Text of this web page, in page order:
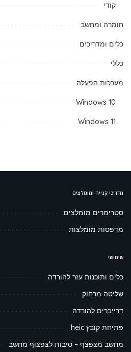
קודי
חומרה ומחשב
כלים ומדריכים
כללי
מערכות הפעלה
Windows 10
Windows 11
מדריכי קנייה ומומלצים
סטרימרים מומלצים
מדפסות מומלצות
שימושי
כלים ותוכנות עזר להורדה
שליטה מרחוק
דרייברים להורדה
פתיחת קובץ heic
מחשב מצפצף – סיבות לצפצוף מחשב